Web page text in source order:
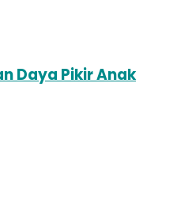
Daya Pikir Anak